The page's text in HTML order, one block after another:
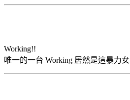
Working!!
唯一的一台 Working 居然是這暴力